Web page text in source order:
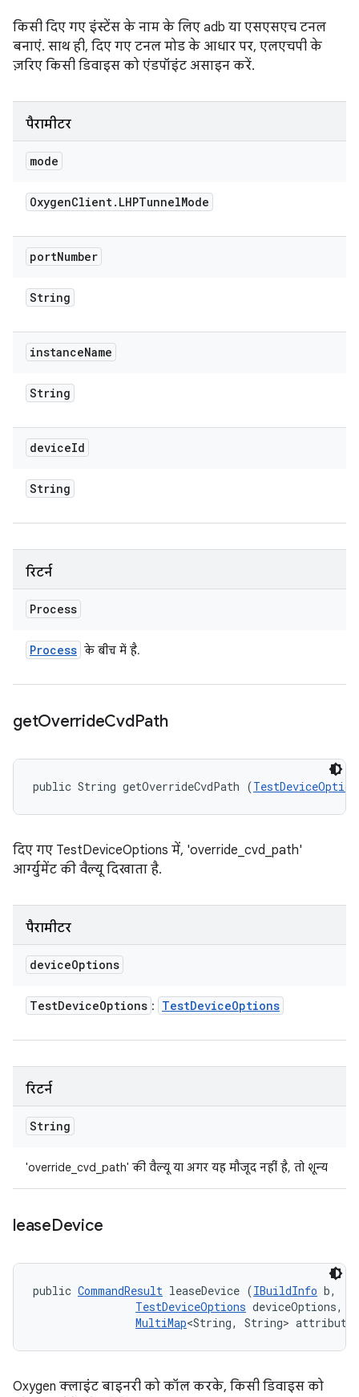
किसी दिए गए इंस्टेंस के नाम के लिए adb या एसएसएच टनल
बनाएं. साथ ही, दिए गए टनल मोड के आधार पर, एलएचपी के
ज़रिए किसी डिवाइस को एंडपॉइंट असाइन करें.
पैरामीटर
mode
OxygenClient. LHPTunnelMode
portNumber
String
instanceName
String
deviceId
String
रिटर्न
Process
Process के बीच में है.
getOverrideCvdPath
public String getOverrideCvdPath (
दिए गए TestDeviceOptions में, 'override_cvd_path'
आर्ग्युमेंट की वैल्यू दिखाता है.
पैरामीटर
deviceOptions
TestDeviceOptions : TestDeviceOptions
रिटर्न
String
'override_cvd_path' की वैल्यू या अगर यह मौजूद नहीं है, तो शून्य
leaseDevice
public CommandResult leaseDevice (IBuildInfo b,
TestDeviceOptions deviceOptions,
MultiMap<String, String>
Oxygen क्लाइंट बाइनरी को कॉल करके, किसी डिवाइस को